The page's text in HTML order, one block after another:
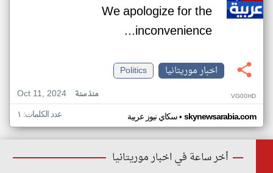
We apologize for the
inconvenience...
اخبار موريتانيا
Politics
Oct 11, 2024
منذ سنة VG00HD
سكاي نيوز عربية• skynewsarabia.com عدد الكلمات: ١
أخر ساعة في اخبار موريتانيا